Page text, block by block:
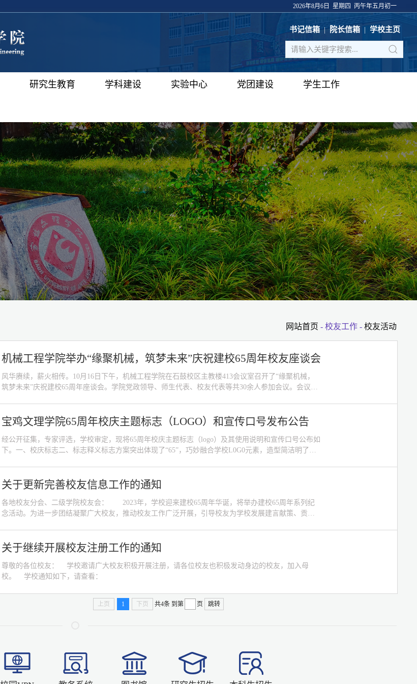
2026年8月6日 星期四 丙午年五月初一
学校主页
|
院长信箱
|
书记信箱
研究生教育 学科建设 实验中心 党团建设 学生工作
网站首页 - 校友工作 - 校友活动
机械工程学院举办“缘聚机械，筑梦未来”庆祝建校65周年校友座谈会
风华赓续，薪火相传。10月16日下午，机械工程学院在石鼓校区主教楼413会议室召开了“缘聚机械，
筑梦未来”庆祝建校65周年座谈会。学院党政领导、师生代表、校友代表等共30余人参加会议。会议由
设和发展给予的支持、关心和帮助表示衷心的感...
宝鸡文理学院65周年校庆主题标志（LOGO）和宣传口号发布公告
经公开征集，专家评选，学校审定，现将65周年校庆主题标志（logo）及其使用说明和宣传口号公布如
下。一、校庆标志二、标志释义标志方案突出体现了“65”，巧妙融合学校L0G0元素，造型简洁明了、
条飘带呈现，寓意庆典的喜悦与激情，体...
关于更新完善校友信息工作的通知
各地校友分会、二级学院校友会： 2023年，学校迎来建校65周年华诞，将举办建校65周年系列纪
念活动。为进一步团结凝聚广大校友，推动校友工作广泛开展，引导校友为学校发展建言献策、贡献
友信息工作，现将有关事项通知如下： 一、注...
关于继续开展校友注册工作的通知
尊敬的各位校友： 学校邀请广大校友积极开展注册，请各位校友也积极发动身边的校友，加入母
校。 学校通知如下，请查看：
上页 1 下页 共4条 到第 页 跳转